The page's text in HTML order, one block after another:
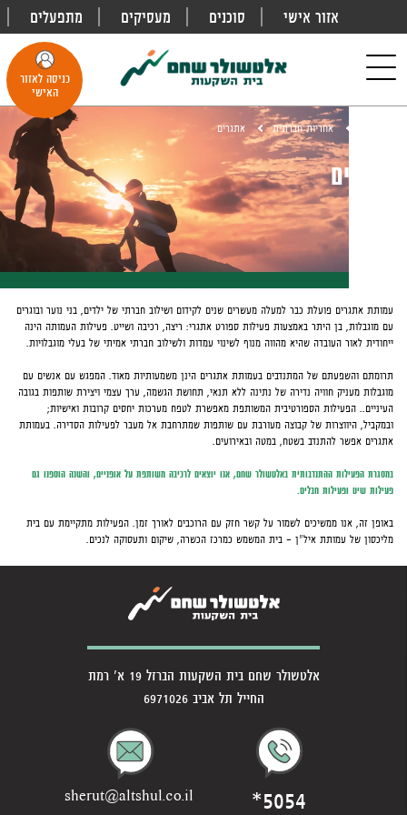
אזור אישי סוכנים מעסיקים מתפעלים
navigation
כניסה לאזור
האישי
אתגרים
אחריות חברתית אתגרים
עמותת אתגרים פועלת כבר למעלה מעשרים שנים לקידום ושילוב חברתי של ילדים, בני נוער ובוגרים
עם מוגבלות, בן היתר באמצעות פעילות ספורט אתגרי: ריצה, רכיבה ושייט. פעילות העמותה הינה
ייחודית לאור העובדה שהיא מהווה מנוף לשינוי עמדות ולשילוב חברתי אמיתי של בעלי מוגבלויות.
תרומתם והשפעתם של המתנדבים בעמותת אתגרים הינן משמעותיות מאוד. המפגש עם אנשים עם
מוגבלות מעניק חוויה נדירה של נתינה ללא תנאי, תחושת הגשמה, ערך עצמי ויצירת שותפות בגובה
העיניים.. הפעילות הספורטיבית המשותפת מאפשרת לטפח מערכות יחסים קרובות ואישיות;
ובמקביל, היווצרות של קבוצה מעורבת עם שותפות שמתרחבת אל מעבר לפעילות הסדירה. בעמותת
אתגרים אפשר להתנדב בשטח, במטה ובאירועים.
במסגרת הפעילות ההתנדבותית באלטשולר שחם, אנו יוצאים לרכיבה משותפת על אופניים, והשנה הוספנו גם
פעילות שיט ופעילות חבלים.
באופן זה, אנו ממשיכים לשמור על קשר חזק עם הרוכבים לאורך זמן. הפעילות מתקיימת עם בית
מליכסון של עמותת איל"ן - בית המשמש כמרכז הכשרה, שיקום ותעסוקה לנכים.
אלטשולר שחם בית השקעות הברזל 19 א' רמת
החייל תל אביב 6971026
*5054
sherut@altshul.co.il